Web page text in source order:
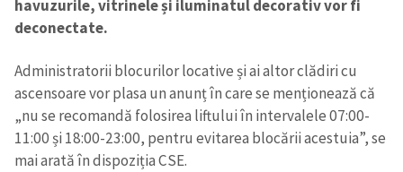
havuzurile, vitrinele și iluminatul decorativ vor fi
deconectate.
Administratorii blocurilor locative și ai altor clădiri cu
ascensoare vor plasa un anunț în care se menționează că
„nu se recomandă folosirea liftului în intervalele 07:00-
11:00 și 18:00-23:00, pentru evitarea blocării acestuia”, se
mai arată în dispoziția CSE.